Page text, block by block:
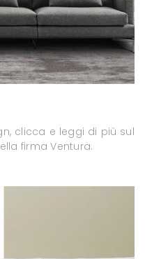
clicca e leggi di più sul
firma Ventura.